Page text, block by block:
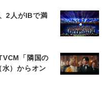
2人がIBで満
「隣国の
）からオン